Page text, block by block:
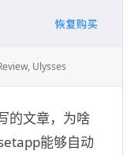
, Ulysses
的文章，为啥
能够自动